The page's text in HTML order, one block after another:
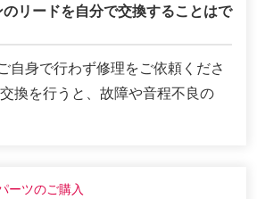
のリードを自分で交換することはで
自身で行わず修理をご依頼くださ
換を行うと、故障や音程不良の
ーツのご購入